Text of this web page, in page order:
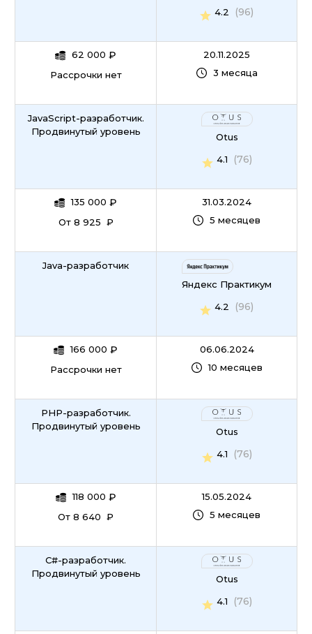
62 000 ₽
Рассрочки нет
4.2 (96)
20.11.2025
3 месяца
JavaScript-разработчик.
Продвинутый уровень
135 000 ₽
От 8 925 ₽
Otus
4.1
(76)
31.03.2024
5 месяцев
Java-разработчик
166 000 ₽
Рассрочки нет
Яндекс Практикум
4.2
(96)
06.06.2024
10 месяцев
PHP-разработчик.
Продвинутый уровень
118 000 ₽
От 8 640 ₽
Otus
4.1
(76)
15.05.2024
5 месяцев
C#-разработчик.
Продвинутый уровень
Otus
4.1
(76)